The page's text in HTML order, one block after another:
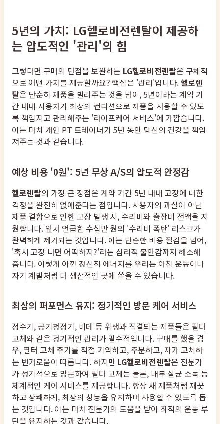
5년의 가치: LG헬로비전렌탈이 제공하
는 압도적인 '관리'의 힘
그렇다면 구매의 단점을 보완하는 LG헬로비전렌탈은 구체적
으로 어떤 가치를 제공할까요? 핵심은 '관리'입니다.헬로렌
탈은 단순히 제품을 빌려주는 것을 넘어, 5년이라는 계약 기
간 내내 사용자가 최상의 컨디션으로 제품을 사용할 수 있도
록 책임지고 관리해주는 '라이프케어 서비스'에 가깝습니다.
이는 마치 개인 PT 트레이너가 5년 동안 당신의 건강을 책임
져주는 것과 같습니다.
예상 비용 '0원': 5년 무상 A/S의 압도적 안정감
헬로렌탈의 가장 큰 장점은 계약 기간 5년 내내 고장에 대한
걱정을 완전히 없애준다는 점입니다. 사용자의 과실이 아닌
제품 결함으로 인한 고장 발생 시, 수리비와 출장비 전액을 지
원합니다. 앞서 언급한 수십만 원의 '수리비 폭탄' 리스크가
완벽하게 제거되는 것입니다. 이는 단순한 비용 절감을 넘어,
'혹시 고장 나면 어떡하지?'라는 심리적 불안감까지 해소해
줍니다. 이렇게 아낀 정신적 에너지를 우리는 아침 운동이나
자기 계발처럼 더 생산적인 곳에 쏟을 수 있습니다.
최상의 퍼포먼스 유지: 정기적인 방문 케어 서비스
정수기, 공기청정기, 비데 등 위생과 직결되는 제품들은 필터
교체와 같은 정기적인 관리가 필수적입니다. 구매를 했을 경
우, 필터 교체 주기를 직접 기억하고, 주문하고, 자가 교체하
는 번거로움이 따릅니다. 하지만 LG헬로비전렌탈은 전문가
가 정기적으로 방문하여 필터 교체는 물론, 내부 살균 소독 등
체계적인 케어 서비스를 제공합니다. 항상 새 제품처럼 깨끗
하고 상쾌하게, 최상의 성능을 유지하며 사용할 수 있도록 돕
는 것입니다. 이는 마치 전문가의 도움을 받아 최적의 운동 루
틴을 유지하는 것과 같습니다.